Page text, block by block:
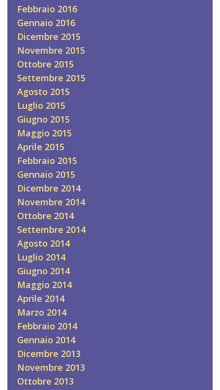
Febbraio 2016
Gennaio 2016
Dicembre 2015
Novembre 2015
Ottobre 2015
Settembre 2015
Agosto 2015
Luglio 2015
Giugno 2015
Maggio 2015
Aprile 2015
Febbraio 2015
Gennaio 2015
Dicembre 2014
Novembre 2014
Ottobre 2014
Settembre 2014
Agosto 2014
Luglio 2014
Giugno 2014
Maggio 2014
Aprile 2014
Marzo 2014
Febbraio 2014
Gennaio 2014
Dicembre 2013
Novembre 2013
Ottobre 2013